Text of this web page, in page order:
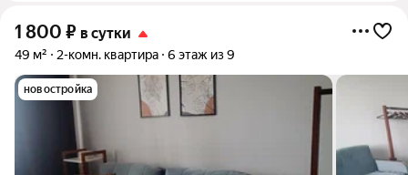
1 800 ₽ в сутки
49 м² 2-комн. квартира 6 этаж из 9
новостройка